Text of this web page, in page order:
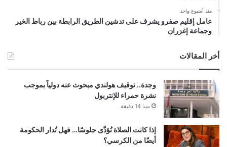
منذ أسبوع واحد
عامل إقليم صفرو يشرف على تدشين الطريق الرابطة بين رباط الخير
وجماعة إغزران
أخر المقالات
وجدة.. توقيف هولندي مبحوث عنه دولياً بموجب
نشرة حمراء للإنتربول
منذ 14 دقيقة
إذا كانت الصلاة تُؤدَّى جلوسًا… فهل تُدار الحكومة
أيضًا من الكرسي؟